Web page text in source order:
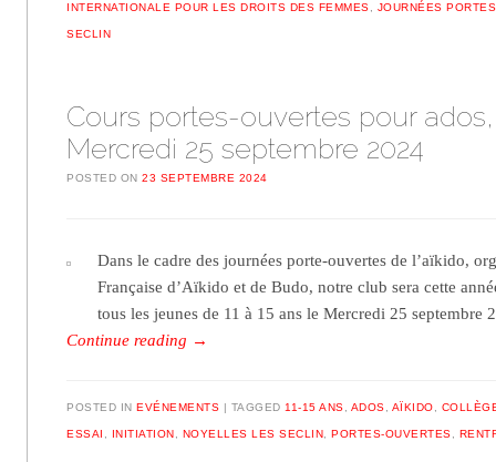
INTERNATIONALE POUR LES DROITS DES FEMMES JOURNÉES
SECLIN
Cours portes-ouvertes pour ados,
Mercredi 25 septembre 2024
POSTED ON23 SEPTEMBRE 2024
Dans le cadre des journées porte-ouvertes de l’aïkido,
Française d’Aïkido et de Budo, notre club sera cette
tous les jeunes de 11 à 15 ans le Mercredi 25 septembre
Continue reading →
POSTED INEVÉNEMENTS TAGGED 11-15 ANS ADOS AÏKIDO
ESSAI INITIATION NOYELLES LES SECLIN ,PORTES-OUVERTES